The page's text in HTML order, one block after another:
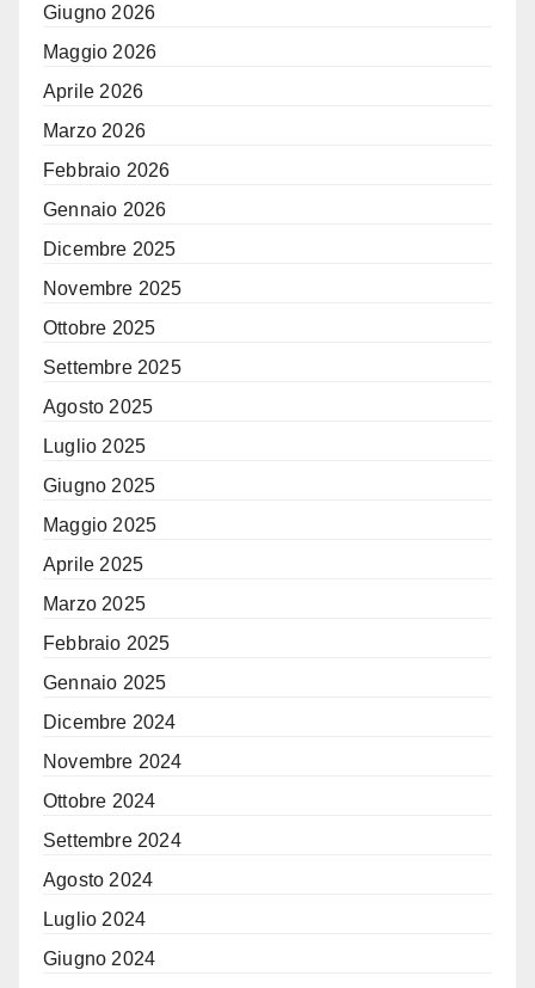
Giugno 2026
Maggio 2026
Aprile 2026
Marzo 2026
Febbraio 2026
Gennaio 2026
Dicembre 2025
Novembre 2025
Ottobre 2025
Settembre 2025
Agosto 2025
Luglio 2025
Giugno 2025
Maggio 2025
Aprile 2025
Marzo 2025
Febbraio 2025
Gennaio 2025
Dicembre 2024
Novembre 2024
Ottobre 2024
Settembre 2024
Agosto 2024
Luglio 2024
Giugno 2024